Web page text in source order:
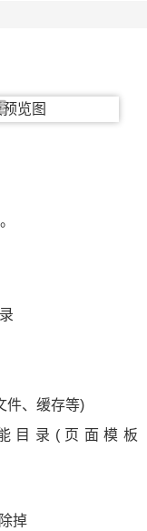
件、缓存等)
目录(页面模板
掉